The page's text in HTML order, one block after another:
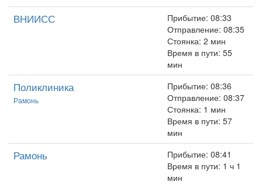
ВНИИСС
Прибытие: 08:33
Отправление: 08:35
Стоянка: 2 мин
Время в пути: 55
мин
Поликлиника
Рамонь
Прибытие: 08:36
Отправление: 08:37
Стоянка: 1 мин
Время в пути: 57
мин
Рамонь
Прибытие: 08:41
Время в пути: 1 ч 1
мин